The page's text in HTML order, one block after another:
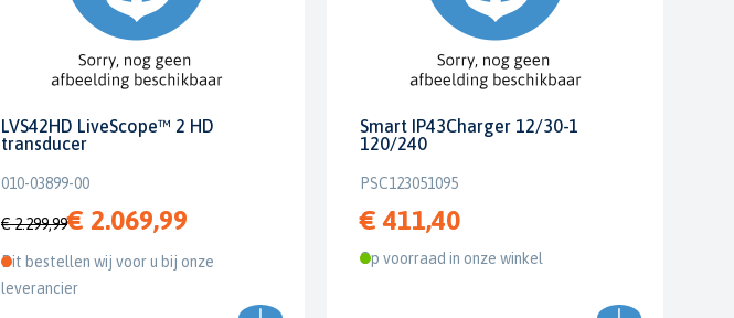
LVS42HD LiveScope™ 2 HD
transducer
010-03899-00
€ 2.299,99€ 2.069,99
Dit bestellen wij voor u bij onze
leverancier
Smart IP43Charger 12/30-1
120/240
PSC123051095
€ 411,40
Op voorraad in onze winkel